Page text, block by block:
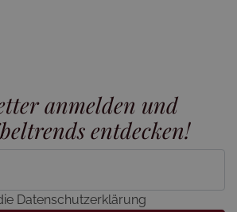
anmelden und
entdecken!
Datenschutzerklärung